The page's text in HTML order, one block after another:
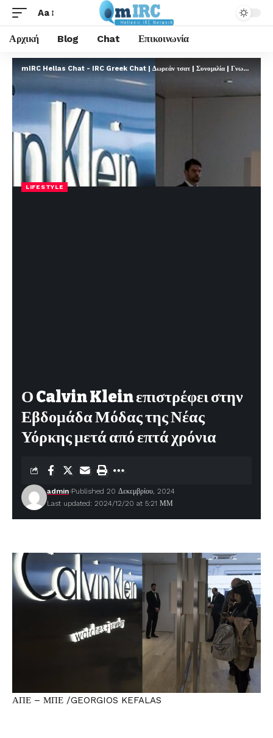
Aa
Αρχική Blog Chat Επικοινωνία
mIRC Hellas Chat - IRC Greek Chat | Δωρεάν τσατ | Συνομιλία | Γνωριμίες | FREE
LIFESTYLE
Ο Calvin Klein επιστρέφει στην
Εβδομάδα Μόδας της Νέας
Υόρκης μετά από επτά χρόνια
Last updated: 2024/12/20 at 5:21 ΜΜ
admin Published 20 Δεκεμβρίου, 2024
ΑΠΕ – ΜΠΕ /GEORGIOS KEFALAS